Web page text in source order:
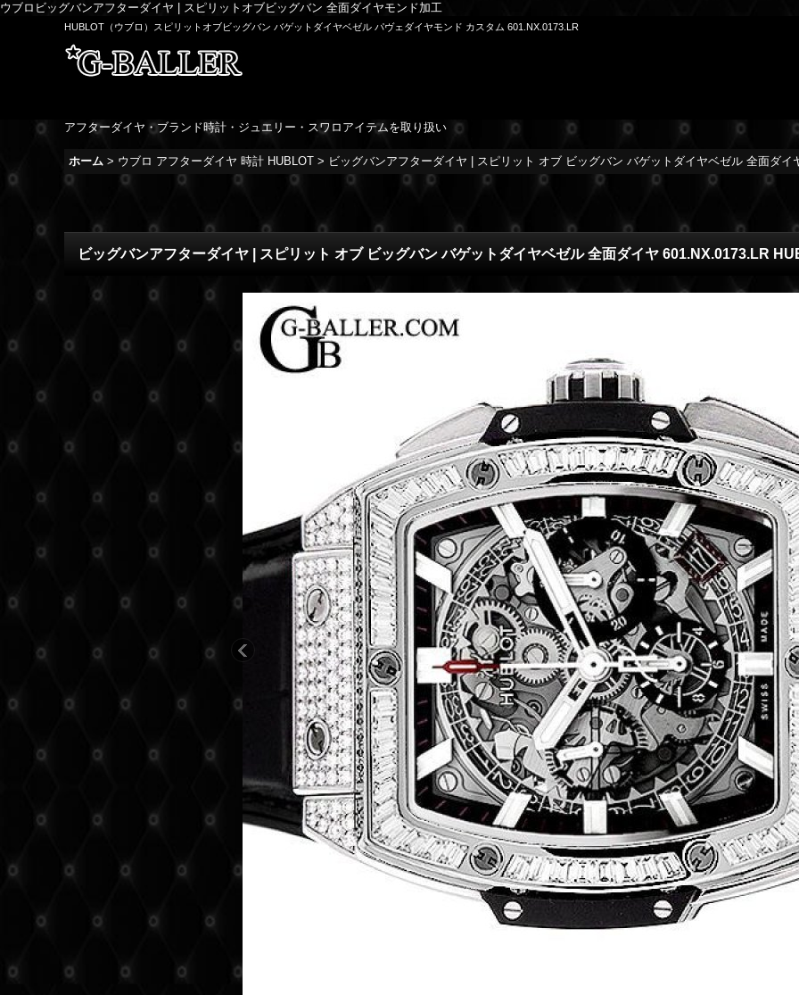
ウブロビッグバンアフターダイヤ | スピリットオブビッグバン 全面ダイヤモンド加工
HUBLOT（ウブロ）スピリットオブビッグバン バゲットダイヤベゼル パヴェダイヤモンド カスタム 601.NX.0173.LR
アフターダイヤ・ブランド時計・ジュエリー・スワロアイテムを取り扱い
ホーム > ウブロ アフターダイヤ 時計 HUBLOT > ビッグバンアフターダイヤ | スピリット オブ ビッグバン バゲットダイヤベゼル 全面ダイ
ビッグバンアフターダイヤ | スピリット オブ ビッグバン バゲットダイヤベゼル 全面ダイヤ 601.NX.0173.LR